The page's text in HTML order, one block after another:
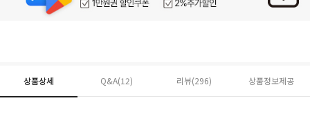
상품상세 Q&A(12) 리뷰(296) 상품정보제공